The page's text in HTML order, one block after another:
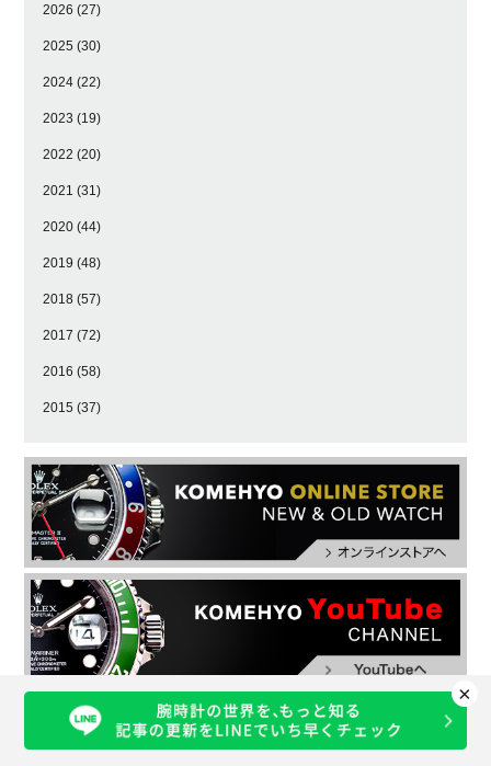
2026 (27)
2025 (30)
2024 (22)
2023 (19)
2022 (20)
2021 (31)
2020 (44)
2019 (48)
2018 (57)
2017 (72)
2016 (58)
2015 (37)
×